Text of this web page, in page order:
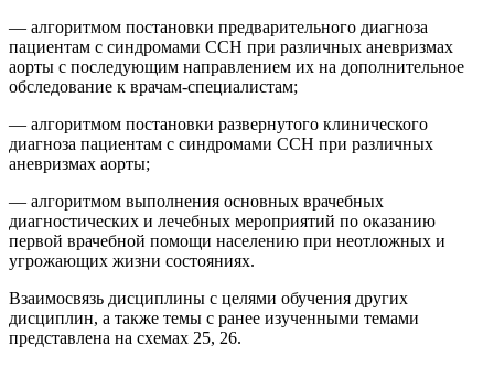
— алгоритмом постановки предварительного диагноза
пациентам с синдромами ССН при различных аневризмах
аорты с последующим направлением их на дополнительное
обследование к врачам-специалистам;
— алгоритмом постановки развернутого клинического
диагноза пациентам с синдромами ССН при различных
аневризмах аорты;
— алгоритмом выполнения основных врачебных
диагностических и лечебных мероприятий по оказанию
первой врачебной помощи населению при неотложных и
угрожающих жизни состояниях.
Взаимосвязь дисциплины с целями обучения других
дисциплин, а также темы с ранее изученными темами
представлена на схемах 25, 26.